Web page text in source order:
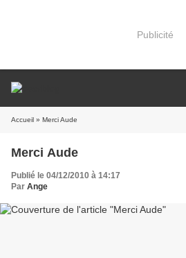
Publicité
Accueil » Merci Aude
Merci Aude
Publié le 04/12/2010 à 14:17
Par Ange